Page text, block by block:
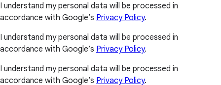
I understand my personal data will be processed in
accordance with Google’s Privacy Policy.
I understand my personal data will be processed in
accordance with Google’s Privacy Policy.
I understand my personal data will be processed in
accordance with Google’s Privacy Policy.